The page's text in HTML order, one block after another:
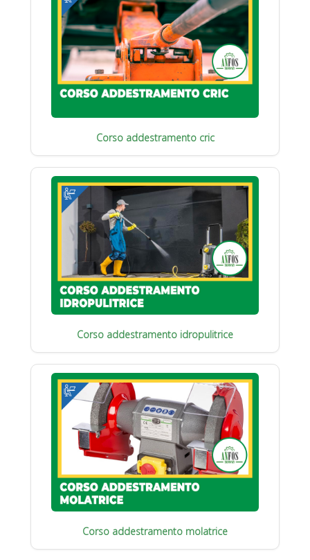
Corso addestramento cric
Corso addestramento idropulitrice
Corso addestramento molatrice